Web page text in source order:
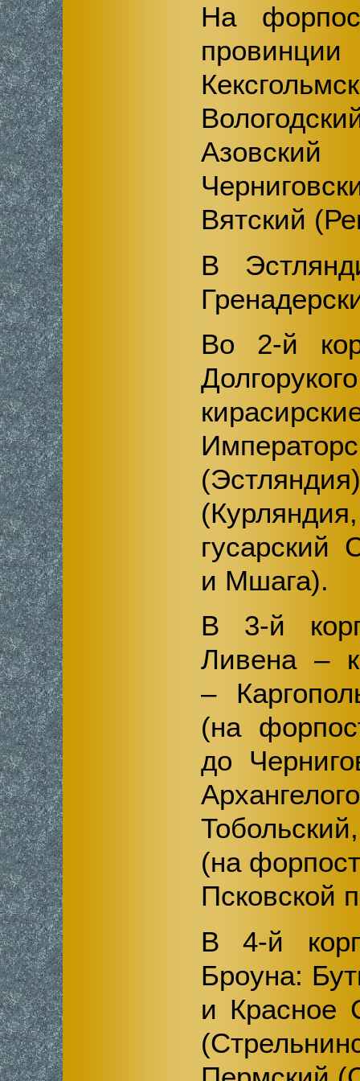
На
Вятский
В
Во 2-й
гусарский
и Мшага).
В 3-й
Ливена –
–
(на
до
(на
Псковской
В 4-й
Броуна:
и Красное